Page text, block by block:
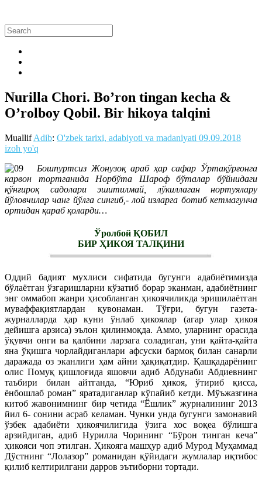
Nurilla Chori. Bo’ron tingan kecha &
O’rolboy Qobil. Bir hikoya talqini
MuallifAdib: O'zbek tarixi, adabiyoti va madaniyati 09.09.2018
izoh yo'q
Бошпуртсиз Жонузоқ араб ҳар сафар Ўртақўрғонга
карвон тортганида Норбўта Шароф бўталар бўйнидаги
қўнғироқ садолари эшитилмай, лўкиллаган нортуялару
йўловчилар чанг йўлга сингиб,- лой изларга ботиб кетмагунча
ортидан қараб қоларди…
Ўролбой ҚОБИЛ
БИР ҲИКОЯ ТАЛҚИНИ
Оддий бадият мухлиси сифатида бугунги адабиётимизда
бўлаётган ўзгаришларни кўзатиб борар эканман, адабиётнинг
энг оммабоп жанри ҳисобланган ҳикоячиликда эришилаётган
муваффақиятлардан қувонаман. Тўғри, бугун газета-
журналларда ҳар куни ўнлаб ҳикоялар (агар улар ҳикоя
дейишга арзиса) эълон қилинмоқда. Аммо, уларнинг орасида
ўқувчи онги ва қалбини ларзага соладиган, уни қайта-қайта
яна ўқишга чорлайдиганлари афсуски бармоқ билан санарли
даражада оз эканлиги ҳам айни ҳақиқатдир. Қашқадарёнинг
олис Помуқ қишлоғида яшовчи адиб Абдунаби Абдиевнинг
таъбири билан айтганда, “Юриб ҳикоя, ўтириб қисса,
ёнбошлаб роман” яратадиганлар кўпайиб кетди. Мўъжазгина
китоб жавонимнинг бир четида “Ёшлик” журналининг 2013
йил 6- сонини асраб келаман. Чунки унда бугунги замонавий
ўзбек адабиёти ҳикоячилигида ўзига хос воқеа бўлишга
арзийдиган, адиб Нурилла Чорининг “Бўрон тинган кеча”
ҳикояси чоп этилган. Ҳикояга машҳур адиб Мурод Муҳаммад
Дўстнинг “Лолазор” романидан қўйидаги жумлалар иқтибос
қилиб келтирилгани дарров эътиборни тортади.